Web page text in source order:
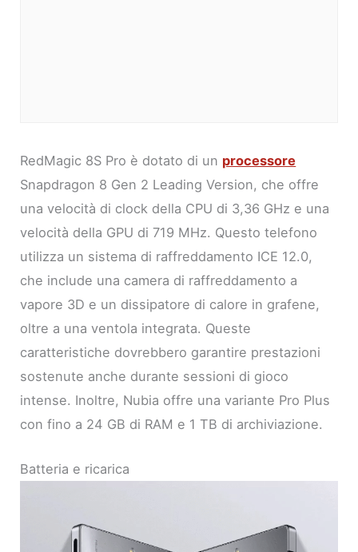
RedMagic 8S Pro è dotato di un processore
Snapdragon 8 Gen 2 Leading Version, che offre
una velocità di clock della CPU di 3,36 GHz e una
velocità della GPU di 719 MHz. Questo telefono
utilizza un sistema di raffreddamento ICE 12.0,
che include una camera di raffreddamento a
vapore 3D e un dissipatore di calore in grafene,
oltre a una ventola integrata. Queste
caratteristiche dovrebbero garantire prestazioni
sostenute anche durante sessioni di gioco
intense. Inoltre, Nubia offre una variante Pro Plus
con fino a 24 GB di RAM e 1 TB di archiviazione.
Batteria e ricarica